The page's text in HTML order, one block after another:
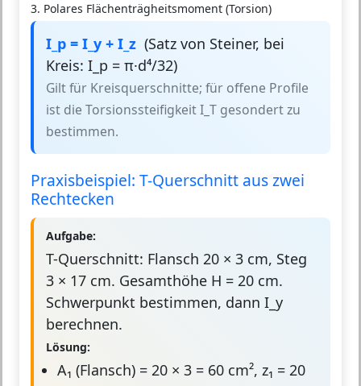
3. Polares Flächenträgheitsmoment (Torsion)
I_p = I_y + I_z (Satz von Steiner, bei
Kreis: I_p = π·d⁴/32)
Gilt für Kreisquerschnitte; für offene Profile
ist die Torsionssteifigkeit I_T gesondert zu
bestimmen.
Praxisbeispiel: T-Querschnitt aus zwei
Rechtecken
Aufgabe:
T-Querschnitt: Flansch 20 × 3 cm, Steg
3 × 17 cm. Gesamthöhe H = 20 cm.
Schwerpunkt bestimmen, dann I_y
berechnen.
Lösung:
A₁ (Flansch) = 20 × 3 = 60 cm², z₁ = 20